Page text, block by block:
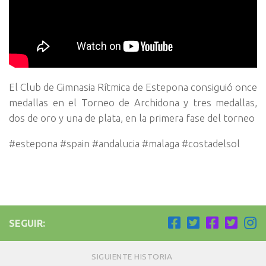
El Club de Gimnasia Rítmica de Estepona consiguió once
medallas en el Torneo de Archidona y tres medallas,
dos de oro y una de plata, en la primera fase del torneo
#estepona #spain #andalucia #malaga #costadelsol
SEGUIR:
SIGUIENTE HISTORIA